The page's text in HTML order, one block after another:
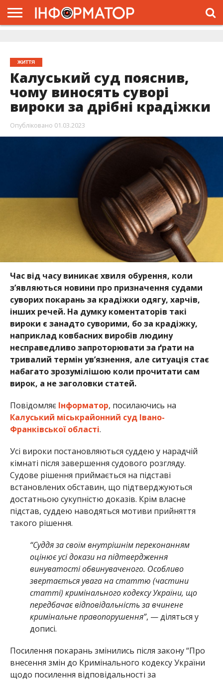
ЖИТТЯ
Калуський суд пояснив,
чому виносять суворі
вироки за дрібні крадіжки
Опубліковано 01.03.2023
Час від часу виникає хвиля обурення, коли
з’являються новини про призначення судами
суворих покарань за крадіжки одягу, харчів,
інших речей. На думку коментаторів такі
вироки є занадто суворими, бо за крадіжку,
наприклад ковбасних виробів людину
несправедливо запроторювати за ґрати на
тривалий термін ув’язнення, але ситуація стає
набагато зрозумілішою коли прочитати сам
вирок, а не заголовки статей.
Повідомляє Інформатор, посилаючись на
Калуський міськрайонний суд Івано-
Франківської області.
Усі вироки постановляються суддею у нарадчій
кімнаті після завершення судового розгляду.
Судове рішення приймається на підставі
встановлених обставин, що підтверджуються
достатньою сукупністю доказів. Крім власне
підстав, суддею наводяться мотиви прийняття
такого рішення.
“Суддя за своїм внутрішнім переконанням
оцінює усі докази на підтвердження
винуватості обвинуваченого. Особливо
звертається увага на статтю (частини
статті) кримінального кодексу України, що
передбачає відповідальність за вчинене
кримінальне правопорушення”, — діляться у
дописі.
Посилення покарань змінились після закону “Про
внесення змін до Кримінального кодексу України
щодо посилення відповідальності за